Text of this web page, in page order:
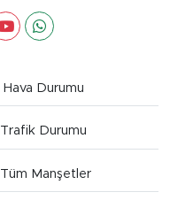
Hava Durumu
Trafik Durumu
Tüm Manşetler